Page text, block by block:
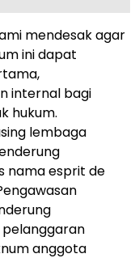
mendesak agar
ini dapat
internal bagi
hukum.
lembaga
nama esprit de
anggota